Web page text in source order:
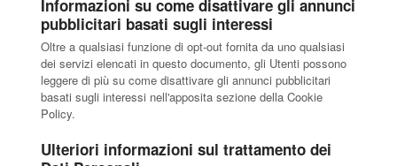
Informazioni su come disattivare gli annunci
pubblicitari basati sugli interessi
Oltre a qualsiasi funzione di opt-out fornita da uno qualsiasi
dei servizi elencati in questo documento, gli Utenti possono
leggere di più su come disattivare gli annunci pubblicitari
basati sugli interessi nell'apposita sezione della Cookie
Policy.
Ulteriori informazioni sul trattamento dei